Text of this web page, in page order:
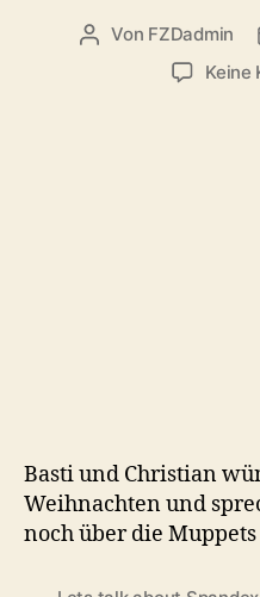
Beitragsautor
Von FZDadmin
Keine
Basti und Christian
Weihnachten und
noch über die